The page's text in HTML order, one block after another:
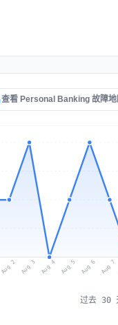
查看 Personal Banking 故障地
Aug 2 Aug 3 Aug 4 Aug 5 Aug 6 Aug 7
过去 30